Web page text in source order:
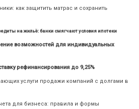
как защитить матрас и сохранить
на жильё: банки смягчают условия ипотеки
возможностей для индивидуальных
рефинансирования до 9,25%
услуги продажи компаний с долгами в
для бизнеса: правила и формы